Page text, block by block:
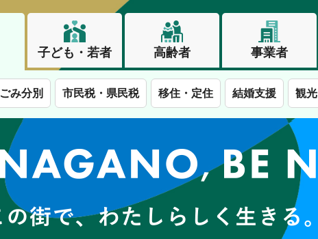
子ども・若者 高齢者 事業者
ごみ分別 市民税・県民税 移住・定住 結婚支援 観光
この街で、わたしらしく生きる。長野市